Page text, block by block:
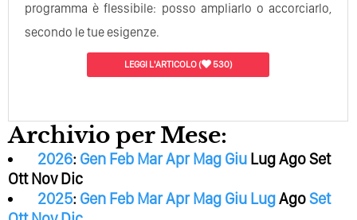
programma è flessibile: posso ampliarlo o accorciarlo,
secondo le tue esigenze.
LEGGI L'ARTICOLO( 530)
Archivio per Mese:
2026: Gen Feb MarApr Mag Giu LugAgoSet
Ott Nov Dic
2025: Gen Feb MarApr Mag Giu LugAgoSet